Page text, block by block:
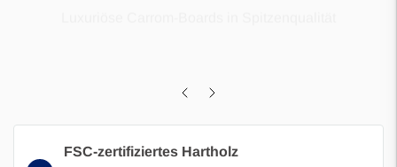
FSC-zertifiziertes Hartholz